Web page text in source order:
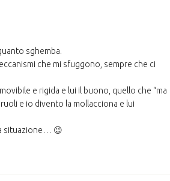
sghemba.
che mi sfuggono, sempre che ci
e rigida e lui il buono, quello che “ma
e io divento la mollacciona e lui
situazione… 😉